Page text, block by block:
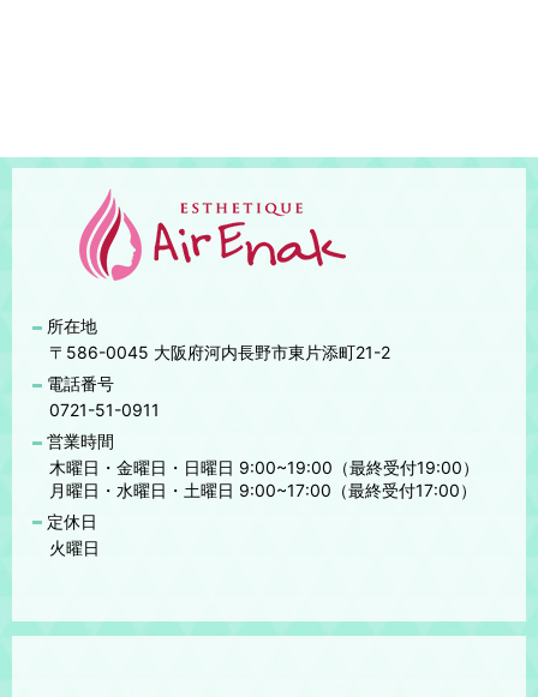
所在地
〒586-0045 大阪府河内長野市東片添町21-2
電話番号
0721-51-0911
営業時間
木曜日・金曜日・日曜日 9:00~19:00（最終受付19:00）
月曜日・水曜日・土曜日 9:00~17:00（最終受付17:00）
定休日
火曜日